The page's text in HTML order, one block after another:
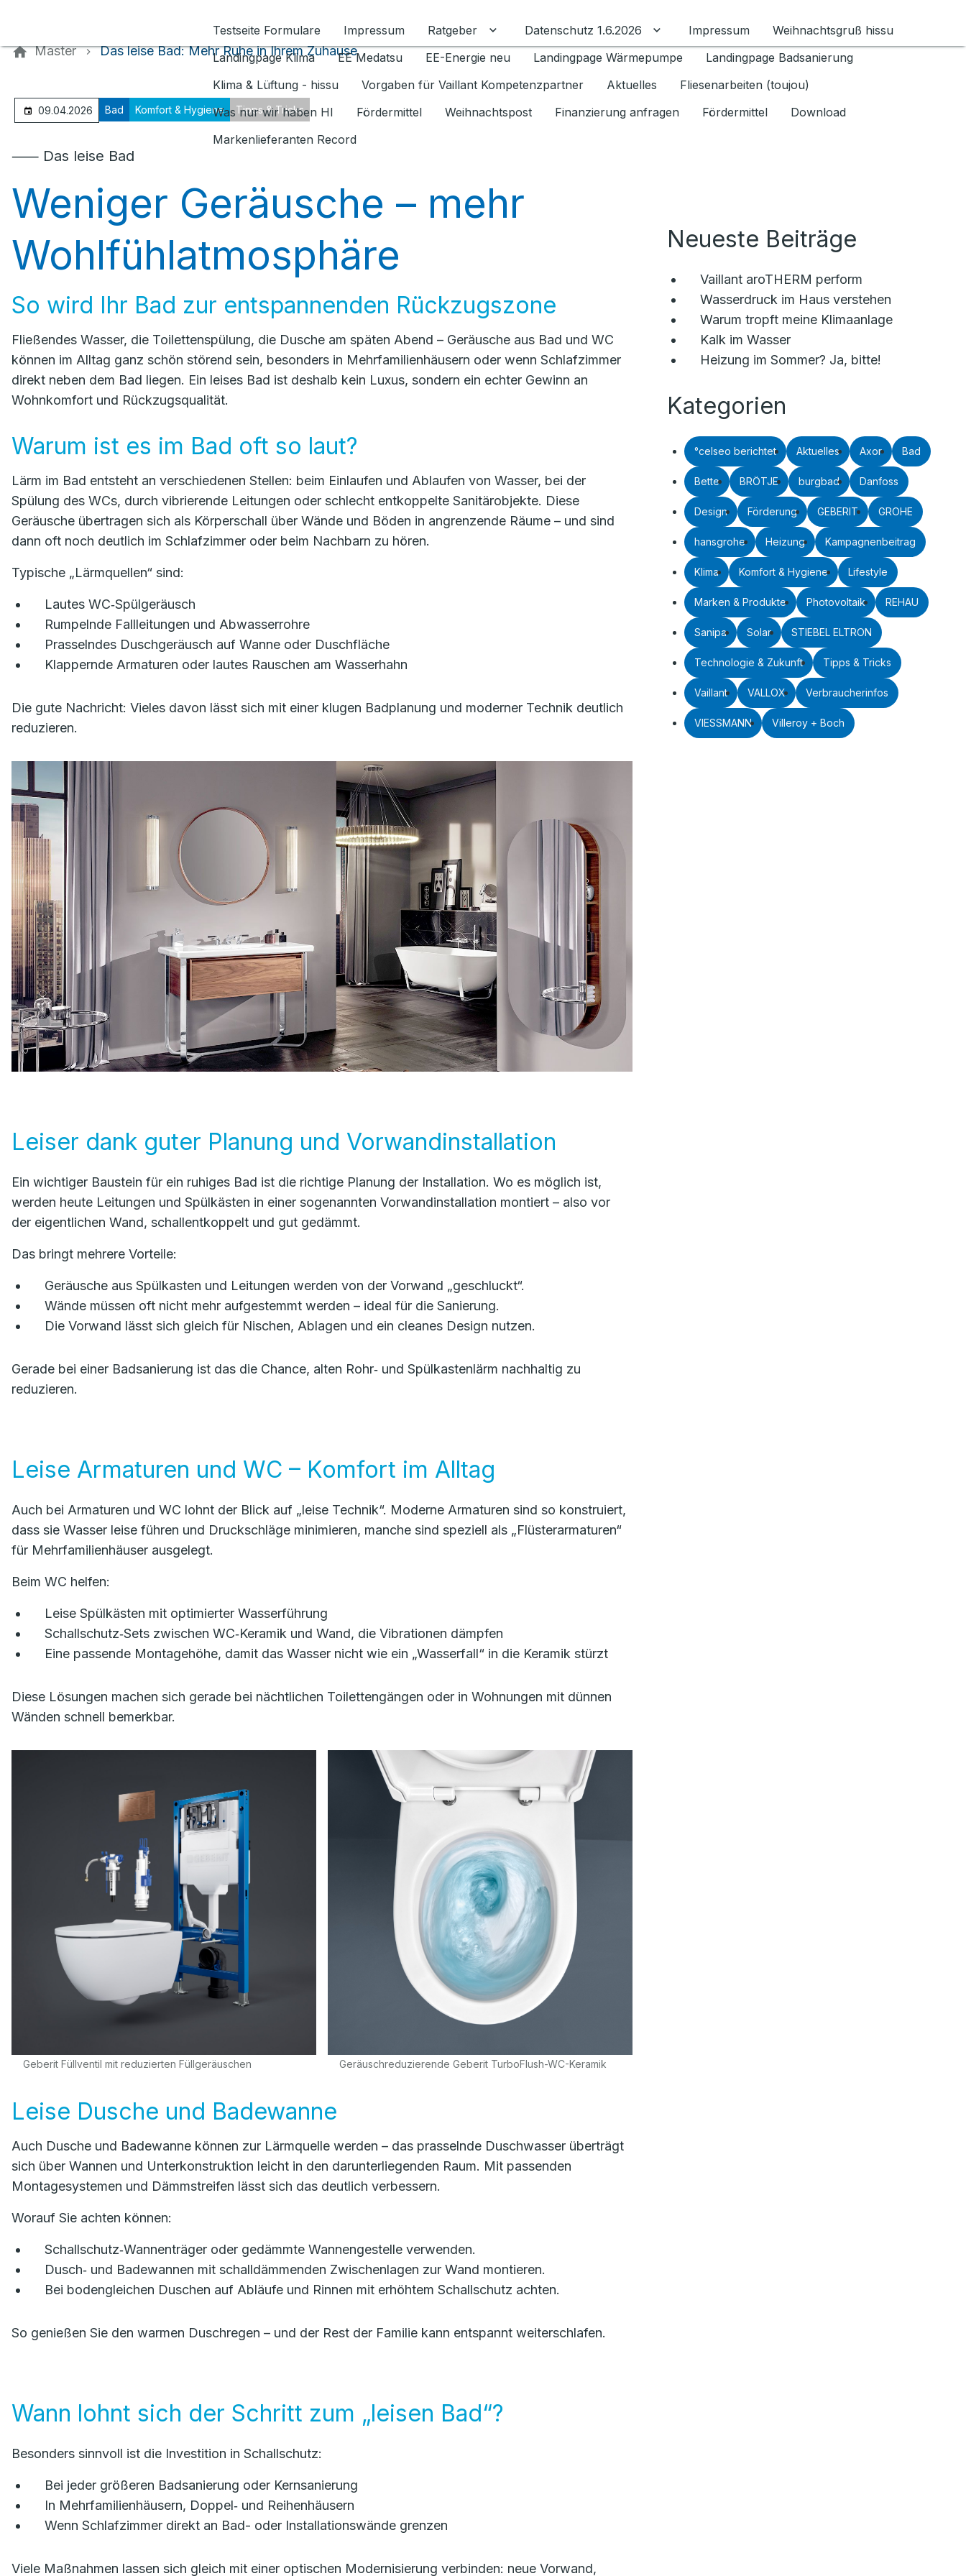
Testseite Formulare
Impressum Ratgeber Untermenü für Ratgeber umschalten
Datenschutz 1.6.2026 Untermenü für Datenschutz 1.6.2026 umschalten
Impressum
Weihnachtsgruß hissu
Landingpage Klima
EE Medatsu EE-Energie neu Landingpage Wärmepumpe
Landingpage Badsanierung
Klima & Lüftung - hissu
Vorgaben für Vaillant Kompetenzpartner Aktuelles
Fliesenarbeiten (toujou)
Was nur wir haben HI
Fördermittel Weihnachtspost Finanzierung anfragen Fördermittel
Download
Markenlieferanten Record
Master Das leise Bad: Mehr Ruhe in Ihrem Zuhause
09.04.2026 Bad Komfort & Hygiene Tipps & Tricks
⸺ Das leise Bad
Weniger Geräusche – mehr
Wohlfühlatmosphäre
So wird Ihr Bad zur entspannenden Rückzugszone
Fließendes Wasser, die Toilettenspülung, die Dusche am späten Abend – Geräusche aus Bad und WC
können im Alltag ganz schön störend sein, besonders in Mehrfamilienhäusern oder wenn Schlafzimmer
direkt neben dem Bad liegen. Ein leises Bad ist deshalb kein Luxus, sondern ein echter Gewinn an
Wohnkomfort und Rückzugsqualität.
Warum ist es im Bad oft so laut?
Lärm im Bad entsteht an verschiedenen Stellen: beim Einlaufen und Ablaufen von Wasser, bei der
Spülung des WCs, durch vibrierende Leitungen oder schlecht entkoppelte Sanitärobjekte. Diese
Geräusche übertragen sich als Körperschall über Wände und Böden in angrenzende Räume – und sind
dann oft noch deutlich im Schlafzimmer oder beim Nachbarn zu hören.
Typische „Lärmquellen“ sind:
Lautes WC‑Spülgeräusch
Rumpelnde Fallleitungen und Abwasserrohre
Prasselndes Duschgeräusch auf Wanne oder Duschfläche
Klappernde Armaturen oder lautes Rauschen am Wasserhahn
Die gute Nachricht: Vieles davon lässt sich mit einer klugen Badplanung und moderner Technik deutlich
reduzieren.
Leiser dank guter Planung und Vorwandinstallation
Ein wichtiger Baustein für ein ruhiges Bad ist die richtige Planung der Installation. Wo es möglich ist,
werden heute Leitungen und Spülkästen in einer sogenannten Vorwandinstallation montiert – also vor
der eigentlichen Wand, schallentkoppelt und gut gedämmt.
Das bringt mehrere Vorteile:
Geräusche aus Spülkasten und Leitungen werden von der Vorwand „geschluckt“.
Wände müssen oft nicht mehr aufgestemmt werden – ideal für die Sanierung.
Die Vorwand lässt sich gleich für Nischen, Ablagen und ein cleanes Design nutzen.
Gerade bei einer Badsanierung ist das die Chance, alten Rohr‑ und Spülkastenlärm nachhaltig zu
reduzieren.
Leise Armaturen und WC – Komfort im Alltag
Auch bei Armaturen und WC lohnt der Blick auf „leise Technik“. Moderne Armaturen sind so konstruiert,
dass sie Wasser leise führen und Druckschläge minimieren, manche sind speziell als „Flüsterarmaturen“
für Mehrfamilienhäuser ausgelegt.
Beim WC helfen:
Leise Spülkästen mit optimierter Wasserführung
Schallschutz‑Sets zwischen WC‑Keramik und Wand, die Vibrationen dämpfen
Eine passende Montagehöhe, damit das Wasser nicht wie ein „Wasserfall“ in die Keramik stürzt
Diese Lösungen machen sich gerade bei nächtlichen Toilettengängen oder in Wohnungen mit dünnen
Wänden schnell bemerkbar.
Geberit Füllventil mit reduzierten Füllgeräuschen Geräuschreduzierende Geberit TurboFlush-WC-Keramik
Leise Dusche und Badewanne
Auch Dusche und Badewanne können zur Lärmquelle werden – das prasselnde Duschwasser überträgt
sich über Wannen und Unterkonstruktion leicht in den darunterliegenden Raum. Mit passenden
Montagesystemen und Dämmstreifen lässt sich das deutlich verbessern.
Worauf Sie achten können:
Schallschutz‑Wannenträger oder gedämmte Wannengestelle verwenden.
Dusch‑ und Badewannen mit schalldämmenden Zwischenlagen zur Wand montieren.
Bei bodengleichen Duschen auf Abläufe und Rinnen mit erhöhtem Schallschutz achten.
So genießen Sie den warmen Duschregen – und der Rest der Familie kann entspannt weiterschlafen.
Wann lohnt sich der Schritt zum „leisen Bad“?
Besonders sinnvoll ist die Investition in Schallschutz:
Bei jeder größeren Badsanierung oder Kernsanierung
In Mehrfamilienhäusern, Doppel‑ und Reihenhäusern
Wenn Schlafzimmer direkt an Bad- oder Installationswände grenzen
Viele Maßnahmen lassen sich gleich mit einer optischen Modernisierung verbinden: neue Vorwand,
Neueste Beiträge
Vaillant aroTHERM perform
Wasserdruck im Haus verstehen
Warum tropft meine Klimaanlage
Kalk im Wasser
Heizung im Sommer? Ja, bitte!
Kategorien
°celseo berichtet Aktuelles Axor Bad
Bette BRÖTJE burgbad Danfoss
Design Förderung GEBERIT GROHE
hansgrohe Heizung Kampagnenbeitrag
Klima Komfort & Hygiene Lifestyle
Marken & Produkte Photovoltaik REHAU
Sanipa Solar STIEBEL ELTRON
Technologie & Zukunft Tipps & Tricks
Vaillant VALLOX Verbraucherinfos
VIESSMANN Villeroy + Boch